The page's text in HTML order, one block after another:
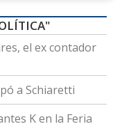
el ex contador
a Schiaretti
K en la Feria